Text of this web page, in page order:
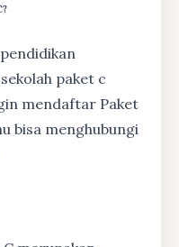
paket c
mendaftar Paket
bisa menghubungi